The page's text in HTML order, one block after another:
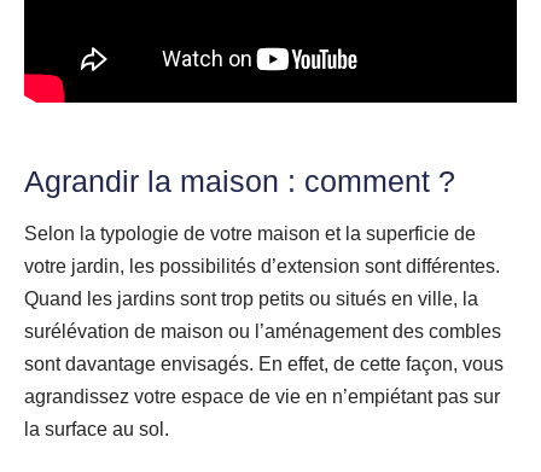
Agrandir la maison : comment ?
Selon la typologie de votre maison et la superficie de
votre jardin, les possibilités d’extension sont différentes.
Quand les jardins sont trop petits ou situés en ville, la
surélévation de maison ou l’aménagement des combles
sont davantage envisagés. En effet, de cette façon, vous
agrandissez votre espace de vie en n’empiétant pas sur
la surface au sol.